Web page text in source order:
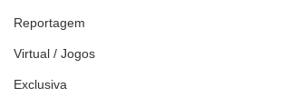
Reportagem
Virtual / Jogos
Exclusiva